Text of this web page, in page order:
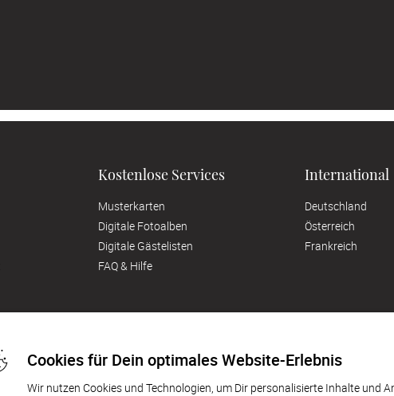
Cookies für Dein optimales Website-Erlebnis
Wir nutzen Cookies und Technologien, um Dir personalisierte Inhalte und
Kostenlose Services
Musterkarten
Digitale Fotoalben
Digitale Gästelisten
FAQ & Hilfe
International
Deutschland
Österreich
Frankreich
Unsere Partner